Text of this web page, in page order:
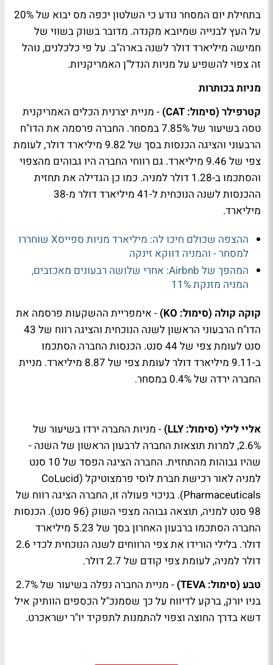
בתחילת יום המסחר נודע כי השלטון יכפה מס יבוא של 20%
על העץ לבנייה שמיובא מקנדה. מדובר בשוק בשווי של
חמישה מיליארד דולר לשנה בארה"ב. על פי כלכלנים, נוהל
זה צפוי להשפיע על מניות הנדל"ן האמריקניות.
מניות בכותרות
קטרפילר (סימול: CAT)
- מניית יצרנית הכלים האמריקנית
טסה בשיעור של 7.85% במסחר. החברה פרסמה את הדו"ח
הרבעוני והציגה הכנסות בסך של 9.82 מיליארד דולר, לעומת
צפי של 9.46 מיליארד. גם רווחי החברה היו גבוהים מהצפוי
והסתכמו ב-1.28 דולר למניה. כמו כן הגדילה את תחזית
ההכנסות לשנה הנוכחית ל-41 מיליארד דולר מ-38
מיליארד.
ההצפה שכולם חיכו לה: מיליארד מניות ספייסX שוחררו
למסחר - והמניה דווקא זינקה
המהפך של Airbnb: אחרי שלושה רבעונים מאכזבים,
המניה מזנקת 11%
קוקה קולה (סימול: KO)
- אימפריית ההשקעות פרסמה את
הדו"ח הרבעוני הראשון לשנה הנוכחית והציגה רווח של 43
סנט לעומת צפי של 44 סנט. הכנסות החברה הסתכמו
ב-9.11 מיליארד דולר לעומת צפי של 8.87 מיליארד. מניית
החברה ירדה של 0.4% במסחר.
אליי לילי (סימול: LLY)
- מניות החברה ירדו בשיעור של
2.6%, למרות תוצאות החברה לרבעון הראשון של השנה -
שהיו גבוהות מהתחזית. החברה הציגה הפסד של 10 סנט
למניה לאור רכישת חברת לוסי פרמצוטיקל (CoLucid
Pharmaceuticals). בניכוי פעולה זו, החברה הציגה רווח של
98 סנט למניה, תוצאה גבוהה מצפי השוק (96 סנט). הכנסות
החברה הסתכמו ברבעון האחרון בסך של 5.23 מיליארד
דולר. בלילי הורידו את צפי הרווחים לשנה הנוכחית לכדי 2.6
דולר למניה, לעומת צפי קודם של 2.7 דולר.
טבע (סימול: TEVA)
- מניית החברה נפלה בשיעור של 2.7%
בניו יורק, ברקע לדיווח על כך שסמנכ"ל הכספים הוותיק איל
דשא בדרך החוצה וצפוי להתמנות לתפקיד יו"ר ישראכרט.